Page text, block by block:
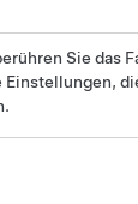
Sie das
Einstellungen,